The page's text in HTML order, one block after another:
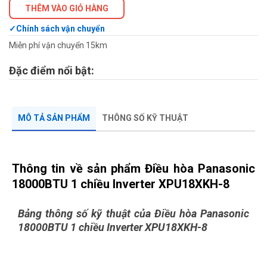
THÊM VÀO GIỎ HÀNG
Chính sách vận chuyển
Miễn phí vận chuyển 15km
Đặc điểm nổi bật:
MÔ TẢ SẢN PHẨM THÔNG SỐ KỸ THUẬT
Thông tin về sản phẩm Điều hòa Panasonic
18000BTU 1 chiều Inverter XPU18XKH-8
Bảng thông số kỹ thuật của Điều hòa Panasonic
18000BTU 1 chiều Inverter XPU18XKH-8